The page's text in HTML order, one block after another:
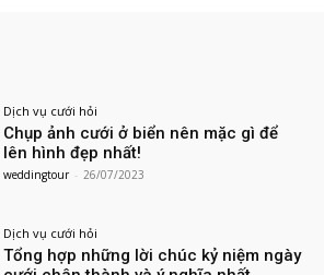
Dịch vụ cưới hỏi
Chụp ảnh cưới ở biển nên mặc gì để
lên hình đẹp nhất!
weddingtour - 26/07/2023
Dịch vụ cưới hỏi
Tổng hợp những lời chúc kỷ niệm ngày